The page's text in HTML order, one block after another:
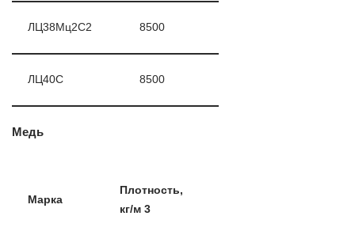
ЛЦ38Мц2С2 8500
ЛЦ40С 8500
Медь
Марка
Плотность,
кг/м 3